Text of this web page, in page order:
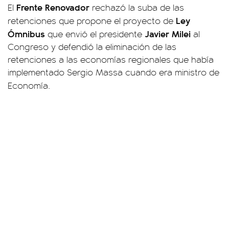
El Frente Renovador rechazó la suba de las
retenciones que propone el proyecto de Ley
Ómnibus que envió el presidente Javier Milei al
Congreso y defendió la eliminación de las
retenciones a las economías regionales que había
implementado Sergio Massa cuando era ministro de
Economía.